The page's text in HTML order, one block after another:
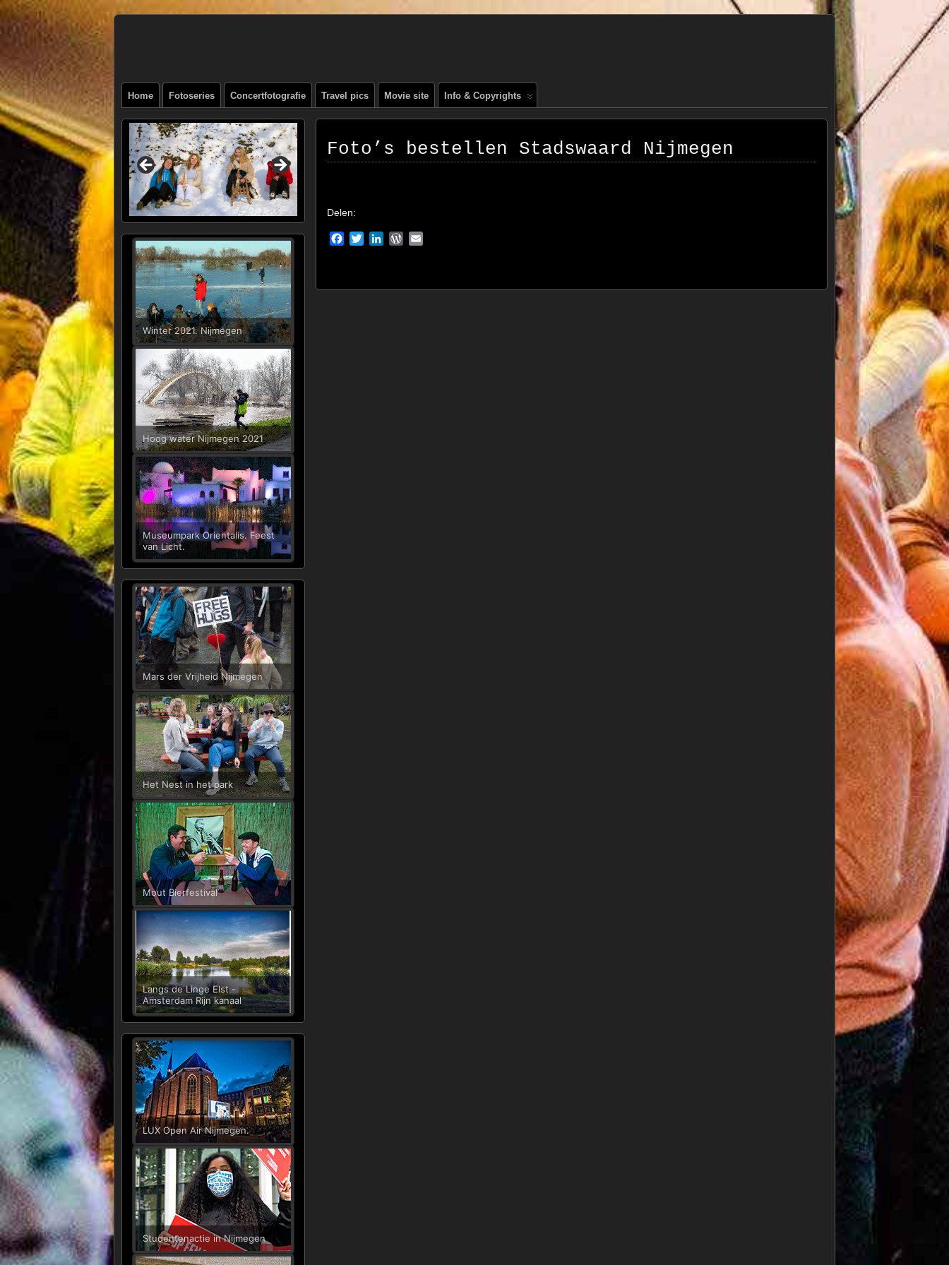
Beenen
Home Fotoseries Concertfotografie Travel pics Movie site Info & Copyrights
Foto’s bestellen Stadswaard Nijmegen
Delen:
Facebook
TwitterLinkedInWordPress
Winter 2021. Nijmegen
Hoog water Nijmegen 2021
Museumpark Orientalis. Feest
van Licht.
Mars der Vrijheid Nijmegen
Het Nest in het park
Mout Bierfestival
Langs de Linge Elst -
Amsterdam Rijn kanaal
LUX Open Air Nijmegen.
Studentenactie in Nijmegen